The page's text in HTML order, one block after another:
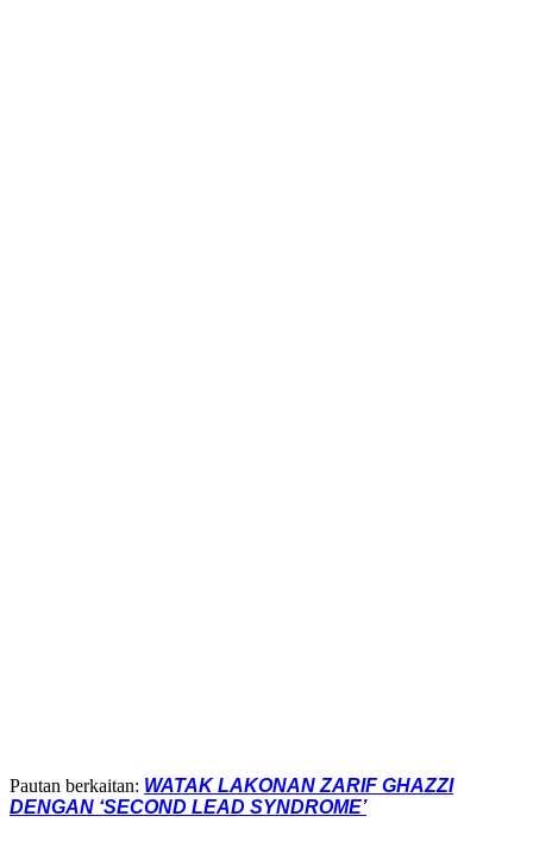
Pautan berkaitan: WATAK LAKONAN ZARIF GHAZZI
DENGAN ‘SECOND LEAD SYNDROME’